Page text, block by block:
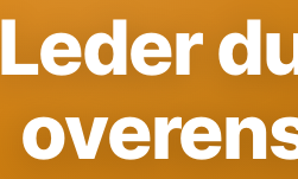
Leder